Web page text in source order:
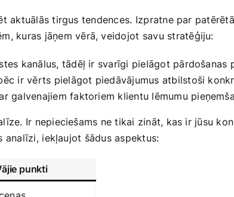
aktuālās tirgus tendences.⁤ Izpratne par
kuras jāņem ​vērā, veidojot⁤ savu stratēģiju:
kanālus,‌ tādēļ ir svarīgi pielāgot pārdošanas
ir vērts pielāgot piedāvājumus atbilstoši‍
galvenajiem faktoriem klientu lēmumu
Ir nepieciešams ne tikai zināt, kas ir‌ jūsu
iekļaujot šādus aspektus:
punkti